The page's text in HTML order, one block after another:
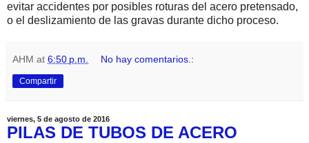
evitar accidentes por posibles roturas del acero pretensado,
o el deslizamiento de las gravas durante dicho proceso.
AHM at 6:50 p.m. No hay comentarios.:
Compartir
viernes, 5 de agosto de 2016
PILAS DE TUBOS DE ACERO